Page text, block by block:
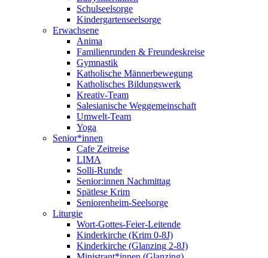
Schulseelsorge
Kindergartenseelsorge
Erwachsene
Anima
Familienrunden & Freundeskreise
Gymnastik
Katholische Männerbewegung
Katholisches Bildungswerk
Kreativ-Team
Salesianische Weggemeinschaft
Umwelt-Team
Yoga
Senior*innen
Cafe Zeitreise
LIMA
Solli-Runde
Senior:innen Nachmittag
Spätlese Krim
Seniorenheim-Seelsorge
Liturgie
Wort-Gottes-Feier-Leitende
Kinderkirche (Krim 0-8J)
Kinderkirche (Glanzing 2-8J)